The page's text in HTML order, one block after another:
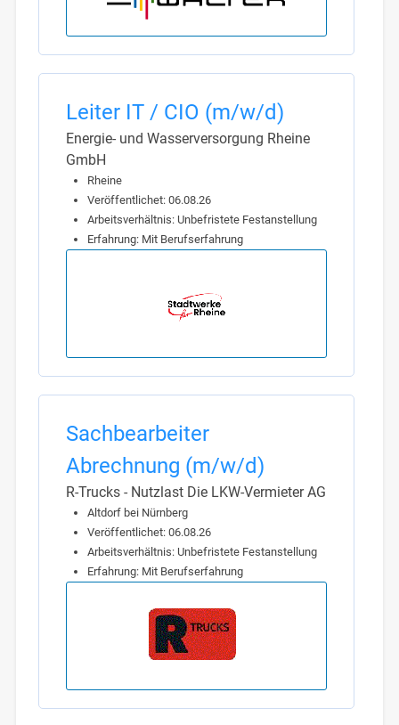
Leiter IT / CIO (m/w/d)
Energie- und Wasserversorgung Rheine
GmbH
Rheine
Veröffentlichet: 06.08.26
Arbeitsverhältnis: Unbefristete Festanstellung
Erfahrung: Mit Berufserfahrung
Sachbearbeiter
Abrechnung (m/w/d)
R-Trucks - Nutzlast Die LKW-Vermieter AG
Altdorf bei Nürnberg
Veröffentlichet: 06.08.26
Arbeitsverhältnis: Unbefristete Festanstellung
Erfahrung: Mit Berufserfahrung